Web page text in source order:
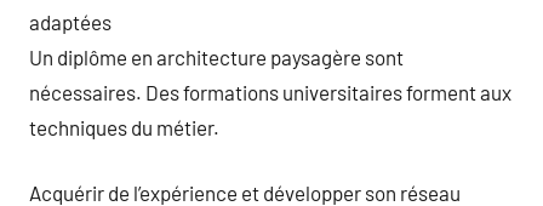
adaptées
Un diplôme en architecture paysagère sont
nécessaires. Des formations universitaires forment aux
techniques du métier.
Acquérir de l’expérience et développer son réseau